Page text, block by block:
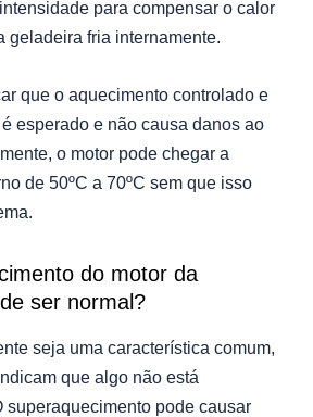
para compensar o calor
geladeira fria internamente.
que o aquecimento controlado e
esperado e não causa danos ao
o motor pode chegar a
de 50ºC a 70ºC sem que isso
do motor da
ser normal?
seja uma característica comum,
que algo não está
superaquecimento pode causar